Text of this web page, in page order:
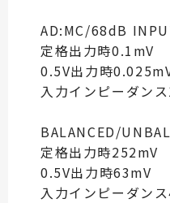
AD:MC/68dB
定格出力時0.1mV
0.5V出力時
入力インピーダン
BALANCED/
定格出力時252mV
0.5V出力時63mV
入力インピーダン